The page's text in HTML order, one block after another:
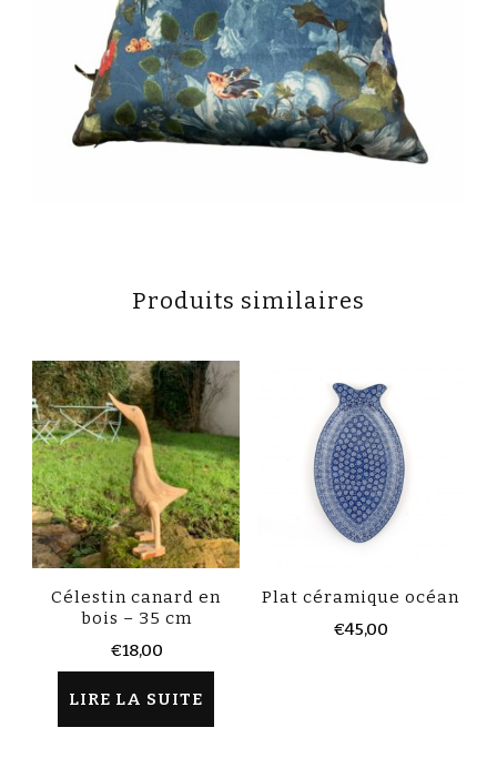
Produits similaires
Célestin canard en
bois – 35 cm
€18,00
LIRE LA SUITE
Plat céramique océan
€45,00